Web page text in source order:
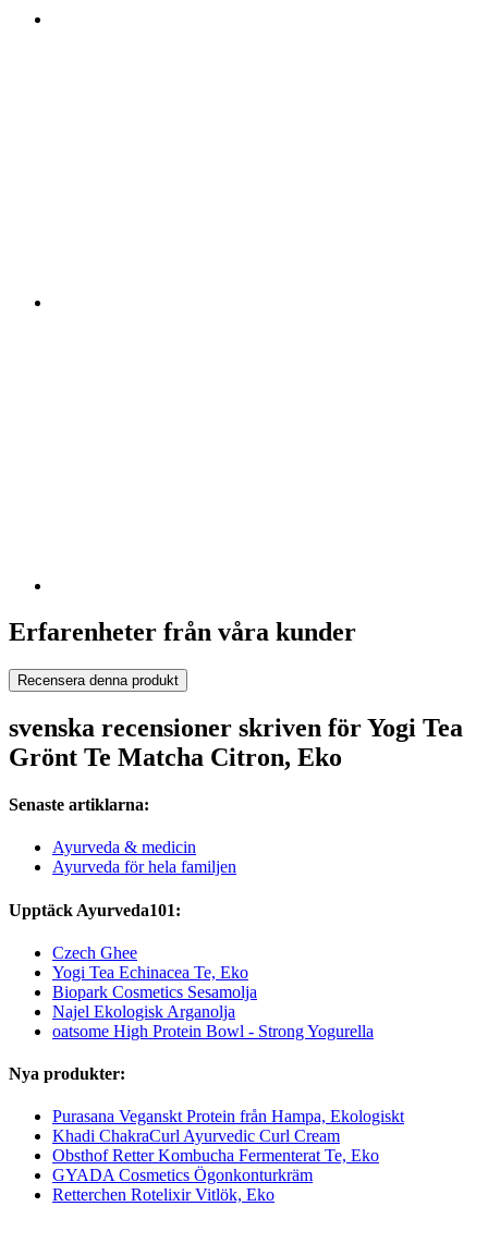
Erfarenheter från våra kunder
Recensera denna produkt
svenska recensioner skriven för Yogi Tea
Grönt Te Matcha Citron, Eko
Senaste artiklarna:
Ayurveda & medicin
Ayurveda för hela familjen
Upptäck Ayurveda101:
Czech Ghee
Yogi Tea Echinacea Te, Eko
Biopark Cosmetics Sesamolja
Najel Ekologisk Arganolja
oatsome High Protein Bowl - Strong Yogurella
Nya produkter:
Purasana Veganskt Protein från Hampa, Ekologiskt
Khadi ChakraCurl Ayurvedic Curl Cream
Obsthof Retter Kombucha Fermenterat Te, Eko
GYADA Cosmetics Ögonkonturkräm
Retterchen Rotelixir Vitlök, Eko